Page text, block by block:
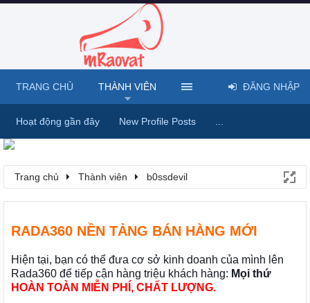
Trang chủ Thành viên b0ssdevil
RADA360 NỀN TẢNG BÁN HÀNG MỚI
Hiện tại, bạn có thể đưa cơ sở kinh doanh của mình lên
Rada360 để tiếp cận hàng triệu khách hàng: Mọi thứ
HOÀN TOÀN MIỄN PHÍ, CHẤT LƯỢNG.
TRANG CHỦ THÀNH VIÊN
Hoạt động gần đây New Profile Posts
ĐĂNG NHẬP